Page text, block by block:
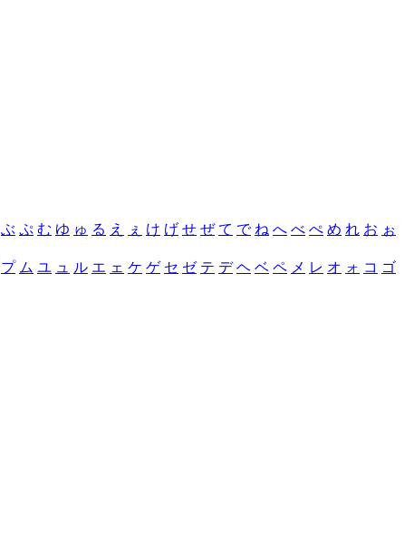
ぶ ぷ む ゆ ゅ る え ぇ け げ せ ぜ て で ね へ べ ぺ め れ お ぉ
プ ム ユ ュ ル エ ェ ケ ゲ セ ゼ テ デ ヘ ベ ペ メ レ オ ォ コ ゴ